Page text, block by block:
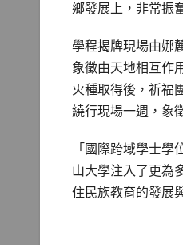
鄉發展上，非常振
學程揭牌現場由娜
象徵由天地相互作
火種取得後，祈福
繞行現場一週，象
「國際跨域學士
山大學注入了更為
住民族教育的發展